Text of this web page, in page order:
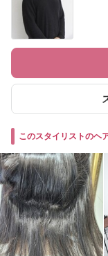
このスタイリストのヘ